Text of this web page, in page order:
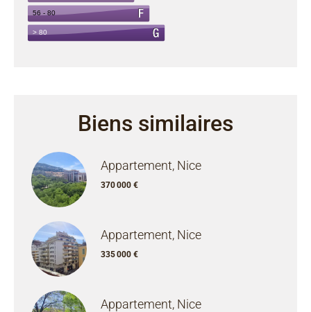
Biens similaires
Appartement, Nice
370 000 €
Appartement, Nice
335 000 €
Appartement, Nice